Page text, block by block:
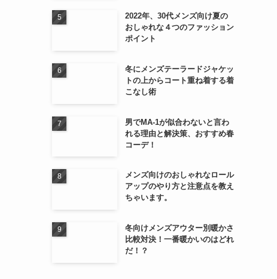
2022年、30代メンズ向け夏の
おしゃれな４つのファッション
ポイント
冬にメンズテーラードジャケッ
トの上からコート重ね着する着
こなし術
男でMA-1が似合わないと言わ
れる理由と解決策、おすすめ春
コーデ！
メンズ向けのおしゃれなロール
アップのやり方と注意点を教え
ちゃいます。
冬向けメンズアウター別暖かさ
比較対決！一番暖かいのはどれ
だ！？